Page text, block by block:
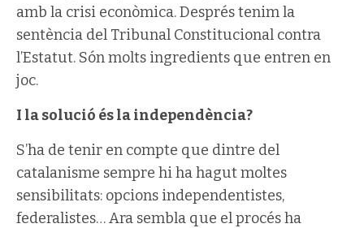
amb la crisi econòmica. Després tenim la
sentència del Tribunal Constitucional contra
l’Estatut. Són molts ingredients que entren en
joc.
I la solució és la independència?
S’ha de tenir en compte que dintre del
catalanisme sempre hi ha hagut moltes
sensibilitats: opcions independentistes,
federalistes… Ara sembla que el procés ha